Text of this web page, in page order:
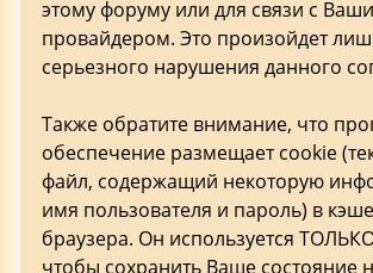
этому форуму или для связи с
провайдером. Это произойдет
серьезного нарушения данного
Также обратите внимание, что
обеспечение размещает cookie
файл, содержащий некоторую
имя пользователя и пароль) в
браузера. Он используется
чтобы сохранить Ваше состояние